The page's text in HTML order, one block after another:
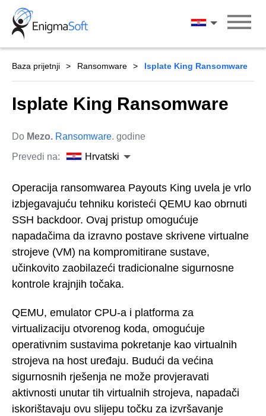
Skip
content
Hrvatski
Baza prijetnji Ransomware Isplate King Ransomware
Isplate King Ransomware
Do Mezo. Ransomware. godine
Prevedi na:
Hrvatski
Operacija ransomwarea Payouts King uvela je vrlo
izbjegavajuću tehniku koristeći QEMU kao obrnuti
SSH backdoor. Ovaj pristup omogućuje
napadačima da izravno postave skrivene virtualne
strojeve (VM) na kompromitirane sustave,
učinkovito zaobilazeći tradicionalne sigurnosne
kontrole krajnjih točaka.
QEMU, emulator CPU-a i platforma za
virtualizaciju otvorenog koda, omogućuje
operativnim sustavima pokretanje kao virtualnih
strojeva na host uređaju. Budući da većina
sigurnosnih rješenja ne može provjeravati
aktivnosti unutar tih virtualnih strojeva, napadači
iskorištavaju ovu slijepu točku za izvršavanje